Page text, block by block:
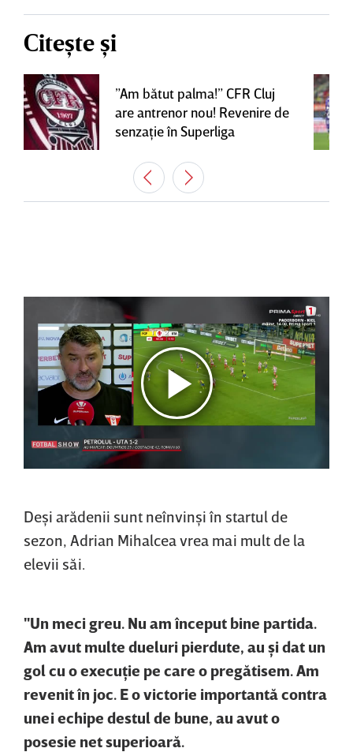
Citește și
”Am bătut palma!” CFR Cluj
are antrenor nou! Revenire de
senzaţie în Superliga
Deşi arădenii sunt neînvinşi în startul de
sezon, Adrian Mihalcea vrea mai mult de la
elevii săi.
"Un meci greu. Nu am început bine partida.
Am avut multe dueluri pierdute, au şi dat un
gol cu o execuţie pe care o pregătisem. Am
revenit în joc. E o victorie importantă contra
unei echipe destul de bune, au avut o
posesie net superioară.